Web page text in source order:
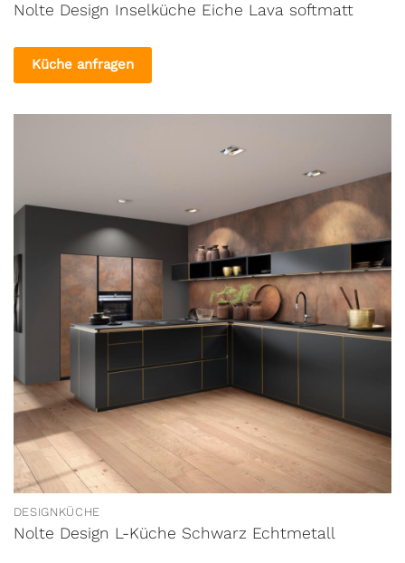
Nolte Design Inselküche Eiche Lava softmatt
Küche anfragen
DESIGNKÜCHE
Nolte Design L-Küche Schwarz Echtmetall